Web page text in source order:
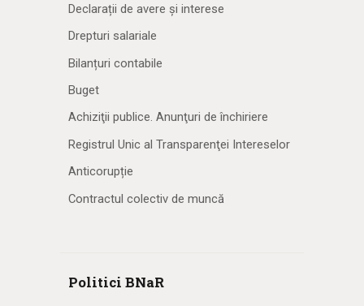
Declarații de avere și interese
Drepturi salariale
Bilanțuri contabile
Buget
Achiziţii publice. Anunţuri de închiriere
Registrul Unic al Transparenţei Intereselor
Anticorupție
Contractul colectiv de muncă
Politici BNaR